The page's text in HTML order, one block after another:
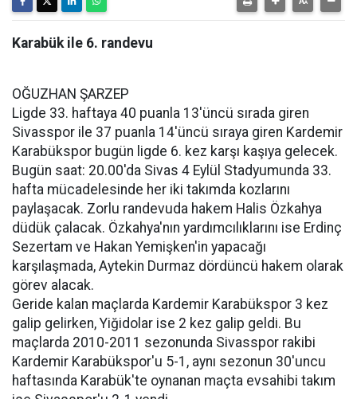
Karabük ile 6. randevu
OĞUZHAN ŞARZEP
Ligde 33. haftaya 40 puanla 13'üncü sırada giren
Sivasspor ile 37 puanla 14'üncü sıraya giren Kardemir
Karabükspor bugün ligde 6. kez karşı kaşıya gelecek.
Bugün saat: 20.00'da Sivas 4 Eylül Stadyumunda 33.
hafta mücadelesinde her iki takımda kozlarını
paylaşacak. Zorlu randevuda hakem Halis Özkahya
düdük çalacak. Özkahya'nın yardımcılıklarını ise Erdinç
Sezertam ve Hakan Yemişken'in yapacağı
karşılaşmada, Aytekin Durmaz dördüncü hakem olarak
görev alacak.
Geride kalan maçlarda Kardemir Karabükspor 3 kez
galip gelirken, Yiğidolar ise 2 kez galip geldi. Bu
maçlarda 2010-2011 sezonunda Sivasspor rakibi
Kardemir Karabükspor'u 5-1, aynı sezonun 30'uncu
haftasında Karabük'te oynanan maçta evsahibi takım